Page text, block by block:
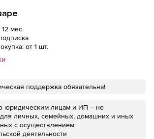
мес.
от 1 шт.
поддержка обязательна!
юридическим лицам и ИП – не
личных, семейных, домашних и иных
с осуществлением
деятельности